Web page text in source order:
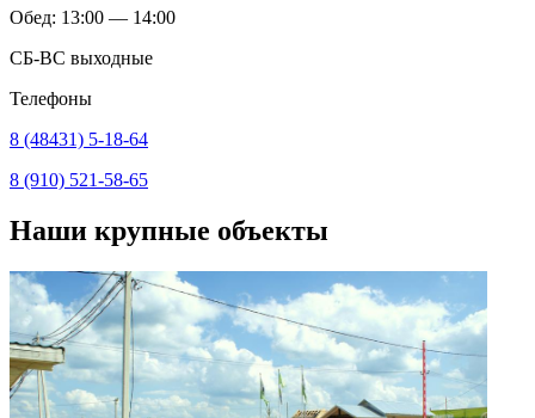
Обед: 13:00 — 14:00
СБ-ВС выходные
Телефоны
8 (48431) 5-18-64
8 (910) 521-58-65
Наши крупные объекты